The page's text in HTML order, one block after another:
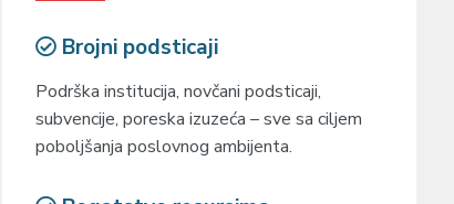
Brojni podsticaji
Podrška institucija, novčani podsticaji,
subvencije, poreska izuzeća – sve sa ciljem
poboljšanja poslovnog ambijenta.